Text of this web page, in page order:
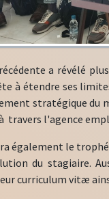
a révélé
à étendre ses
stratégique du
travers l'agence
également le
du stagiaire.
curriculum vitæ